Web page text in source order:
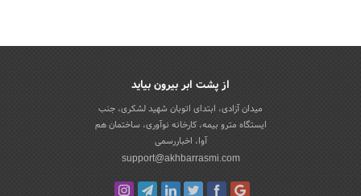
از پشت ابر بیرون بیاید
میدان آزادی، ابتدای اتوبان شهید لشکری، جنب
ایستگاه مترو بیمه، کارخانه نوآوری، ساختمان هم
آوا، اخباررسمی
support@akhbarrasmi.com